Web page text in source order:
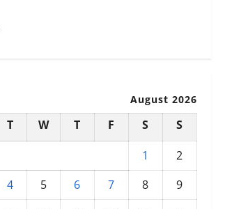
August 2026
T W T F S
S
1
2
4 5 6 7 8
9